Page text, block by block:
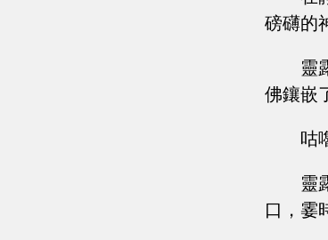
磅礴的
靈
佛鑲嵌
咕
靈
口，霎